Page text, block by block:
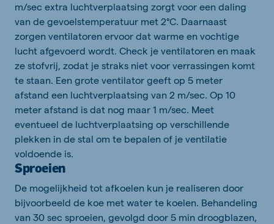
m/sec extra luchtverplaatsing zorgt voor een daling
van de gevoelstemperatuur met 2°C. Daarnaast
zorgen ventilatoren ervoor dat warme en vochtige
lucht afgevoerd wordt. Check je ventilatoren en maak
ze stofvrij, zodat je straks niet voor verrassingen komt
te staan. Een grote ventilator geeft op 5 meter
afstand een luchtverplaatsing van 2 m/sec. Op 10
meter afstand is dat nog maar 1 m/sec. Meet
eventueel de luchtverplaatsing op verschillende
plekken in de stal om te bepalen of je ventilatie
voldoende is.
Sproeien
De mogelijkheid tot afkoelen kun je realiseren door
bijvoorbeeld de koe met water te koelen. Behandeling
van 30 sec sproeien, gevolgd door 5 min droogblazen,